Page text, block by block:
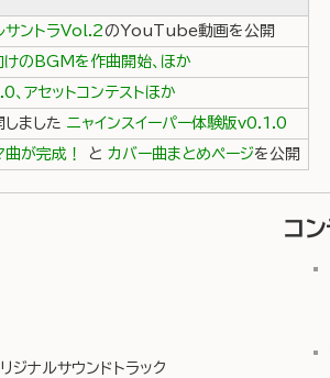
サントラVol.2 のYouTube動画を公開
のBGMを作曲開始、ほか
アセットコンテストほか
しました ニャインスイーパー体験版v0.1.0
曲が完成！ と カバー曲まとめページを公開
ジナルサウンドトラック
コ